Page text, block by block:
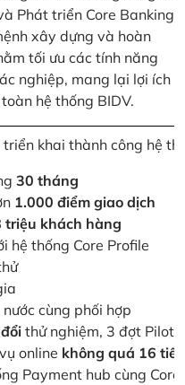
Phát triển Core Banking
xây dựng và hoàn
tối ưu các tính năng
nghiệp, mang lại lợi ích
hệ thống BIDV.
khai thành công hệ
30 tháng
1.000 điểm giao dịch
triệu khách hàng
hệ thống Core Profile
cùng phối hợp
thử nghiệm, 3 đợt Pilot
online không quá 16
Payment hub cùng